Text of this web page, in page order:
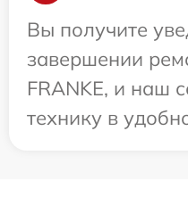
Вы получите
завершении
FRANKE, и наш
технику в